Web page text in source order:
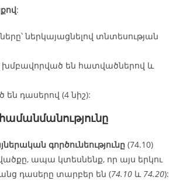
:
ներկայացնելով տնտեսության
խմբավորված են հատվածներով և
դասերով (4 նիշ):
գործունեությունը (74.10)
ապա կտեսնենք, որ այս երկու
դասերը տարբեր են (74.10 և 74.20):